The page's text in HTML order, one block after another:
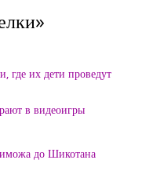
где их дети проведут
в видеоигры
до Шикотана